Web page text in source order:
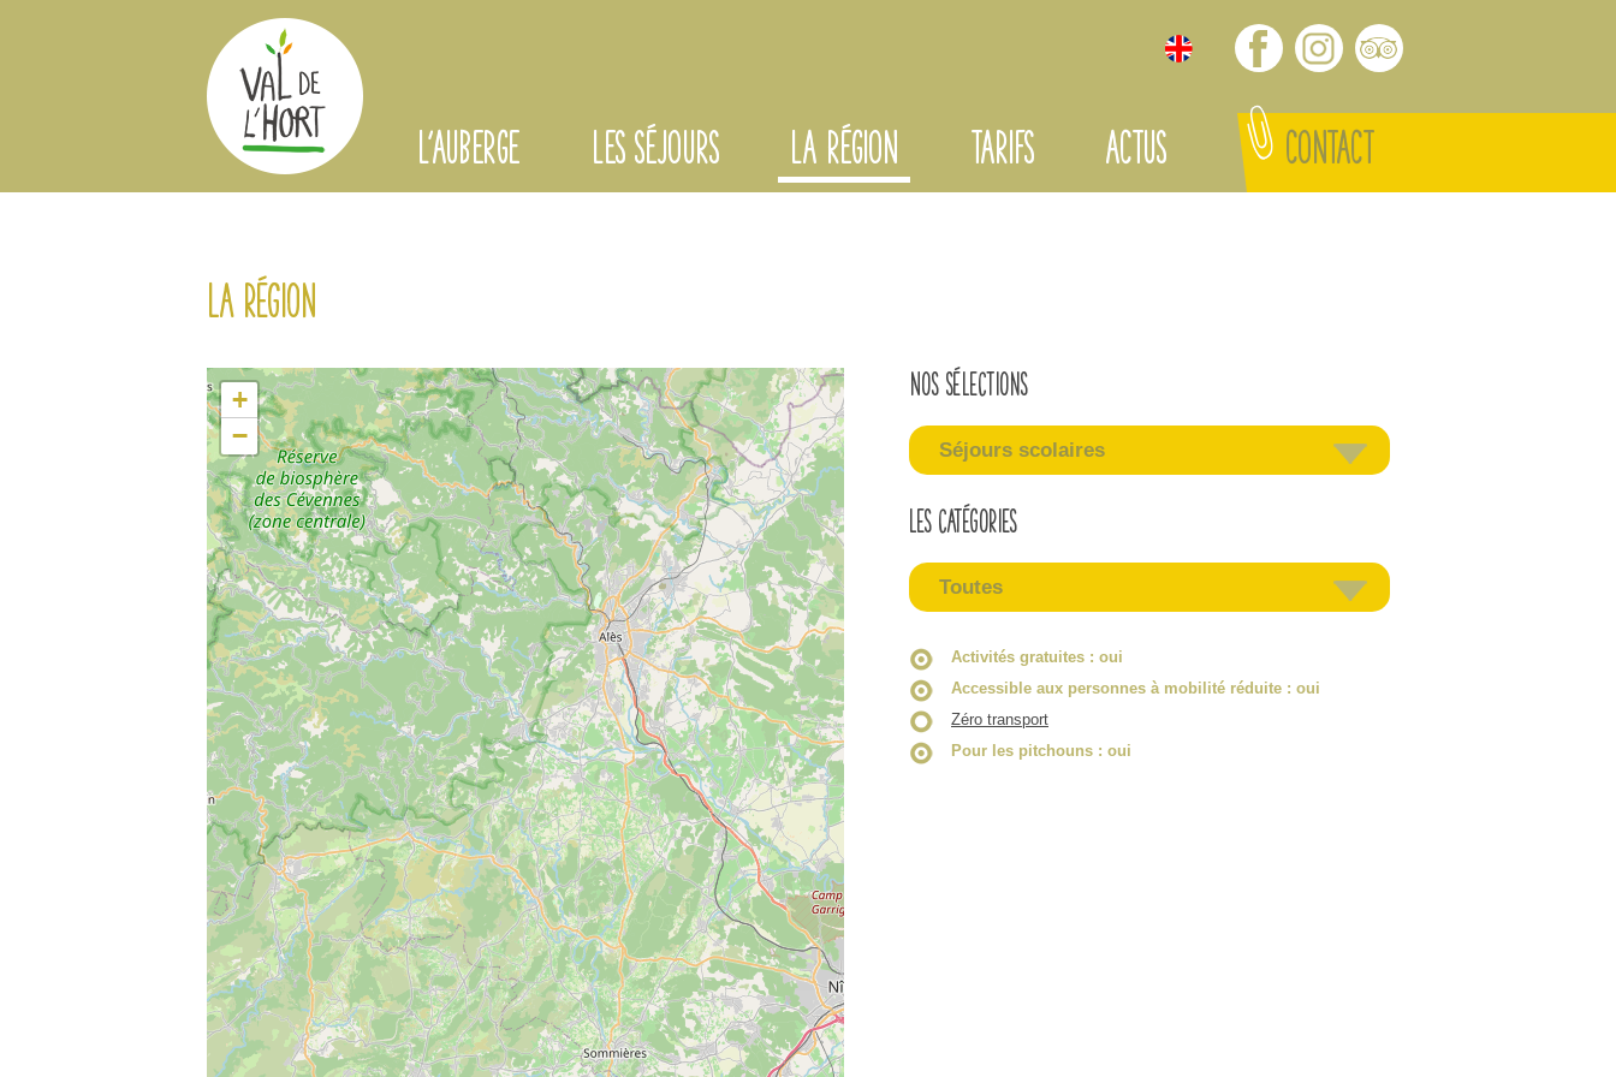
La région
+
−
Nos sélections
Séjours scolaires
Les catégories
Toutes
Activités gratuites : oui
Accessible aux personnes à mobilité réduite : oui
Zéro transport
Pour les pitchouns : oui
L'AUBERGE LES SÉJOURS LA RÉGION TARIFS ACTUS CONTACT